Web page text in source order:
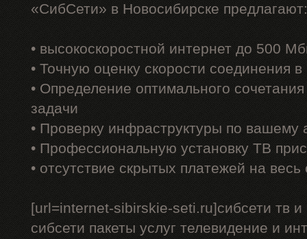
«СибСети» в Новосибирске предлагают:
• высокоскоростной интернет до 500
• Точную оценку скорости соединения
• Определение оптимального
задачи
• Проверку инфраструктуры по вашему
• Профессиональную установку ТВ
• отсутствие скрытых платежей на
[url=internet-sibirskie-seti.ru]сибсети тв
сибсети пакеты услуг телевидение и